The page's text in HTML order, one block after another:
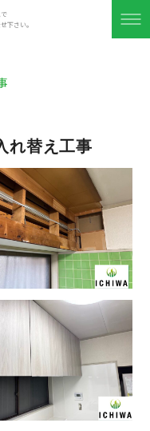
下さい。
れ替え工事